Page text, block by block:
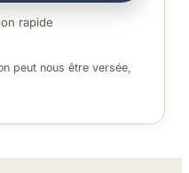
rapide
peut nous être versée,